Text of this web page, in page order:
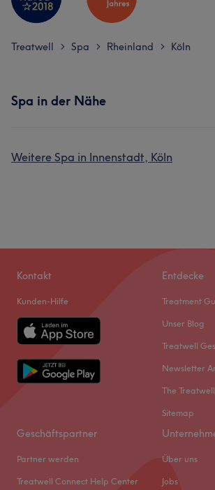
Treatwell > Spa > Rheinland > Köln
Spa in der Nähe
Weitere Spa in Innenstadt, Köln
Kontakt
Kunden-Hilfe
Entdecke
Treatment
Unser Blog
Treatwell
Newsletter
The
Sitemap
Geschäftspartner
Partner werden
Treatwell Connect Help Center
Über uns
Jobs